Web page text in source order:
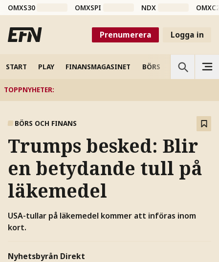
OMXS30 OMXSPI NDX
Prenumerera Logga in
START PLAY FINANSMAGASINET BÖRS VETENSKAP
TOPPNYHETER:
BÖRS OCH FINANS
Trumps besked: Blir
en betydande tull på
läkemedel
USA-tullar på läkemedel kommer att införas inom
kort.
Nyhetsbyrån Direkt